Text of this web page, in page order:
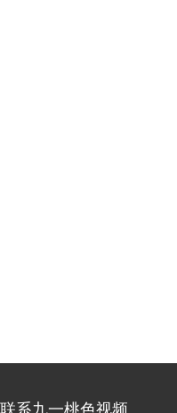
联系九一桃色视频